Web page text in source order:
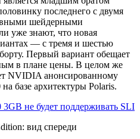
последнего с двумя
шейдерными
уже знают, что новая
— с тремя и шестью
Первый вариант обещает
в плане цены. В целом же
NVIDIA анонсированному
базе архитектуры Polaris.
вид спереди